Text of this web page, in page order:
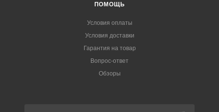
ПОМОЩЬ
Условия оплаты
Условия доставки
Гарантия на товар
Вопрос-ответ
Обзоры